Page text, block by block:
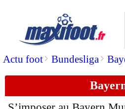
Actu foot> Bundesliga>
: Nice 1-2
21/02 Rennes: N.
: Grenier
21/02 L1: Lorient-Lille,